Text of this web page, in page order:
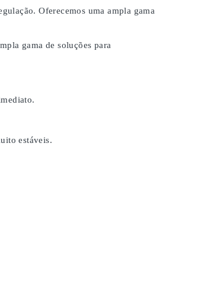
Oferecemos uma ampla gama
gama de soluções para
estáveis.